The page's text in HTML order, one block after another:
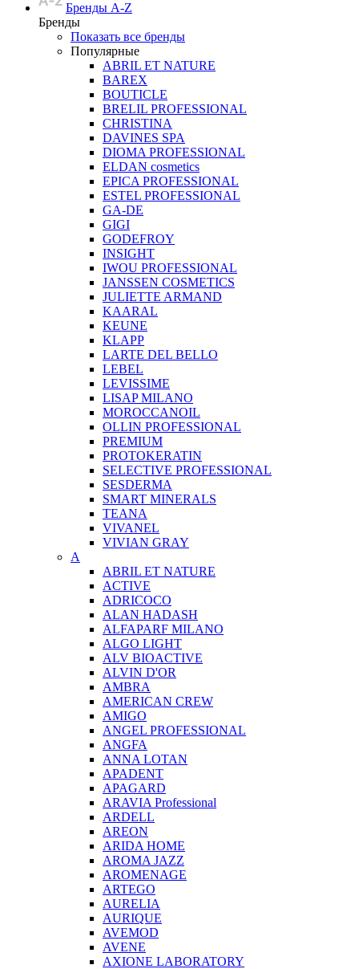
Бренды A-Z
Бренды
Показать все бренды
Популярные
ABRIL ET NATURE
BAREX
BOUTICLE
BRELIL PROFESSIONAL
CHRISTINA
DAVINES SPA
DIOMA PROFESSIONAL
ELDAN cosmetics
EPICA PROFESSIONAL
ESTEL PROFESSIONAL
GA-DE
GIGI
GODEFROY
INSIGHT
IWOU PROFESSIONAL
JANSSEN COSMETICS
JULIETTE ARMAND
KAARAL
KEUNE
KLAPP
LARTE DEL BELLO
LEBEL
LEVISSIME
LISAP MILANO
MOROCCANOIL
OLLIN PROFESSIONAL
PREMIUM
PROTOKERATIN
SELECTIVE PROFESSIONAL
SESDERMA
SMART MINERALS
TEANA
VIVANEL
VIVIAN GRAY
A
ABRIL ET NATURE
ACTIVE
ADRICOCO
ALAN HADASH
ALFAPARF MILANO
ALGO LIGHT
ALV BIOACTIVE
ALVIN D'OR
AMBRA
AMERICAN CREW
AMIGO
ANGEL PROFESSIONAL
ANGFA
ANNA LOTAN
APADENT
APAGARD
ARAVIA Professional
ARDELL
AREON
ARIDA HOME
AROMA JAZZ
AROMENAGE
ARTEGO
AURELIA
AURIQUE
AVEMOD
AVENE
AXIONE LABORATORY